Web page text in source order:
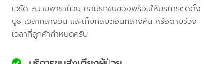
เวิร์ด สยามพาราก้อน เรามีรถขนของพร้อมให้บริการติดตั้ง
บูธ เวลากลางวัน และเก็บกลับตอนกลางคืน หรือตามช่วง
เวลาที่ลูกค้ากำหนดครับ